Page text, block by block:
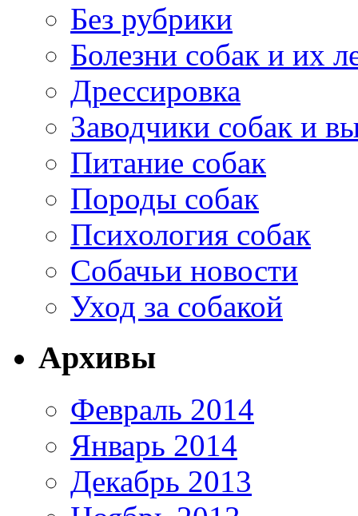
Без рубрики
Болезни собак и их
Дрессировка
Заводчики собак и
Питание собак
Породы собак
Психология собак
Собачьи новости
Уход за собакой
Архивы
Февраль 2014
Январь 2014
Декабрь 2013